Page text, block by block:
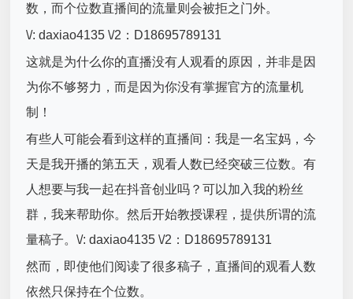
数，而个位数直播间的流量则会被拒之门外。
\/: daxiao4135 \/2：D18695789131
这就是为什么你的直播没有人观看的原因，并非是因
为你不够努力，而是因为你没有掌握官方的流量机
制！
有些人可能会看到这样的直播间：我是一名宝妈，今
天是我开播的第五天，观看人数已经突破三位数。有
人想要与我一起在抖音创业吗？可以加入我的粉丝
群，我来帮助你。然后开始教授课程，提供所谓的流
量稿子。\/: daxiao4135 \/2：D18695789131
然而，即使他们阅读了很多稿子，直播间的观看人数
依然只保持在个位数。